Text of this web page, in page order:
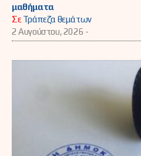
μαθήματα
ΣεΤράπεζα θεμάτων
2 Αυγούστου, 2026 -